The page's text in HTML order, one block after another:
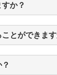
か？
とができます